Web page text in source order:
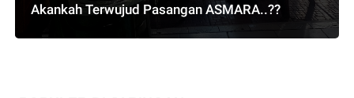
Akankah Terwujud Pasangan ASMARA..??